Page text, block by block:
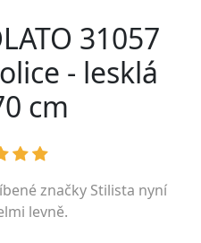
31057
- lesklá
cm
značky Stilista nyní
levně.